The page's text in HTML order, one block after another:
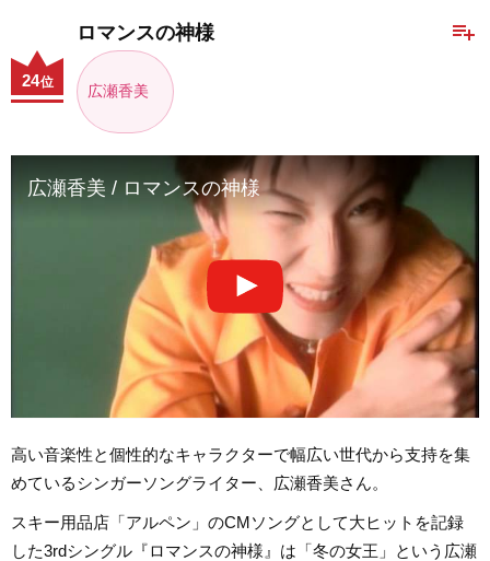
playlist_add
ロマンスの神様
広瀬香美
24位
広瀬香美 / ロマンスの神様
高い音楽性と個性的なキャラクターで幅広い世代から支持を集
めているシンガーソングライター、広瀬香美さん。
スキー用品店「アルペン」のCMソングとして大ヒットを記録
した3rdシングル『ロマンスの神様』は「冬の女王」という広瀬